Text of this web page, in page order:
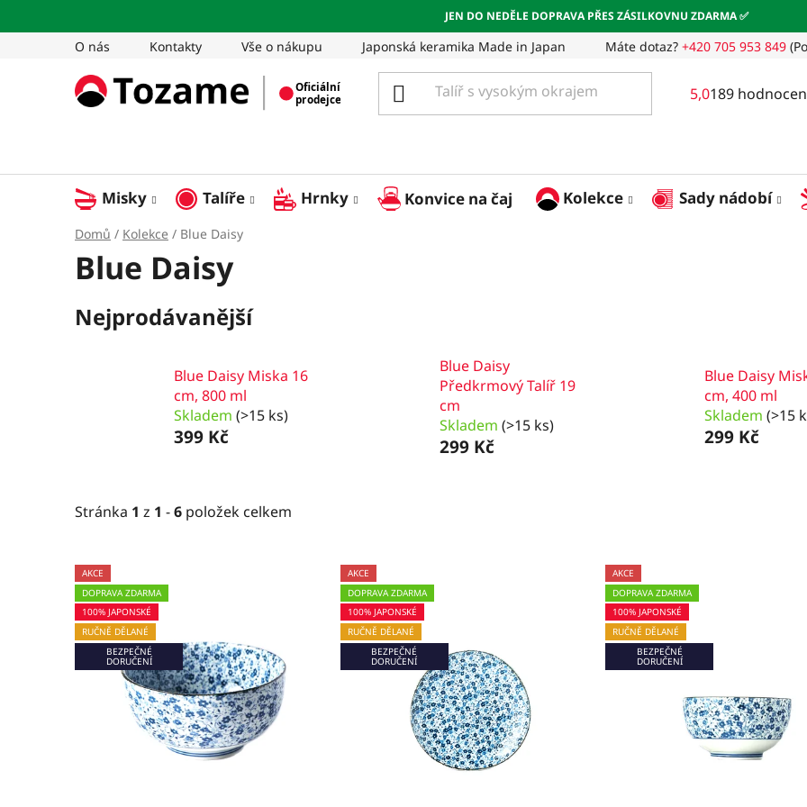
na
JEN DO NEDĚLE DOPRAVA PŘES ZÁSILKOVNU ZDARMA ✅
O nás Kontakty Vše o nákupu Japonská keramika Made in Japan Máte dotaz? +420 705 953 849
5,0Průměrné
5,0
z
5
189
Misky Talíře Hrnky Konvice na čaj Kolekce Sady nádobí
Domů / Kolekce / Blue Daisy
Blue Daisy
Nejprodávanější
Blue Daisy Miska 16
cm, 800 ml
Skladem (>15 ks)
399 Kč
Blue Daisy
Předkrmový Talíř 19
cm
Skladem (>15 ks)
299 Kč
Blue Daisy
cm, 400 ml
Skladem (>15
299 Kč
Stránka 1 z 1 -6 položek celkem
V
ý
p
i
AKCE
DOPRAVA ZDARMA
100% JAPONSKÉ
RUČNĚ DĚLANÉ
BEZPEČNÉ
DORUČENÍ
AKCE
DOPRAVA ZDARMA
100% JAPONSKÉ
RUČNĚ DĚLANÉ
BEZPEČNÉ
DORUČENÍ
AKCE
DOPRAVA ZDARMA
100% JAPONSKÉ
RUČNĚ DĚLANÉ
BEZPEČNÉ
DORUČENÍ